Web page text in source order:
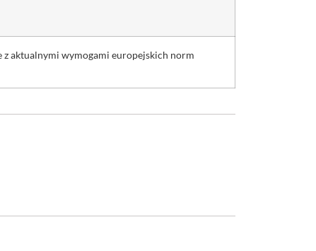
z aktualnymi wymogami europejskich norm